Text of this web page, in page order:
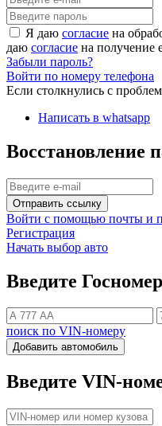
Я даю согласие на
даю согласие на получение
Забыли пароль?
Войти по номеру телефона
Если столкнулись с
Написать в whatsapp
Восстановление
Отправить ссылку
Войти с помощью почты и
Регистрация
Начать выбор авто
Введите Госномер
поиск по VIN-номеру
Добавить автомобиль
Введите VIN-